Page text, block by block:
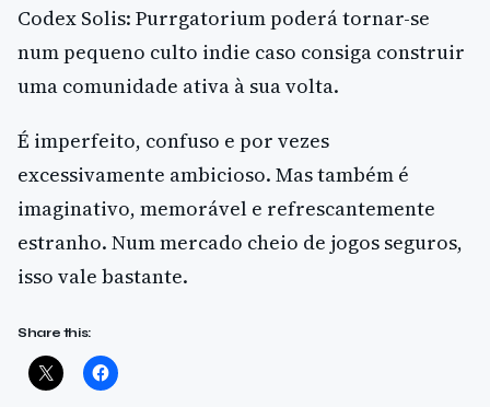
Codex Solis: Purrgatorium poderá tornar-se
num pequeno culto indie caso consiga construir
uma comunidade ativa à sua volta.
É imperfeito, confuso e por vezes
excessivamente ambicioso. Mas também é
imaginativo, memorável e refrescantemente
estranho. Num mercado cheio de jogos seguros,
isso vale bastante.
Share this: